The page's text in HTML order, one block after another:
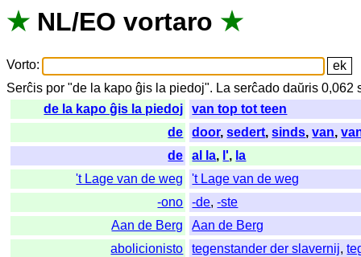
★ NL/EO vortaro ★
Vorto:
Serĉis por "de la kapo ĝis la piedoj". La serĉado daŭris 0,062
de la kapo ĝis la piedoj
van top tot teen
de
door,sedert,sinds,van,
de
al la, l', la
't Lage van de weg
't Lage van de weg
-ono
-de,-ste
Aan de Berg
Aan de Berg
abolicionisto
tegenstander der slavernij,